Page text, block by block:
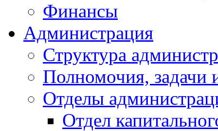
Финансы
Администрация
Структура
Полномочия, задачи
Отделы
Отдел